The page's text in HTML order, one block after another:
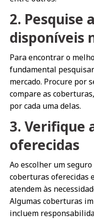
2. Pesquise
disponíveis
Para encontrar o
fundamental
mercado. Procure por
compare as
por cada uma delas.
3. Verifique
oferecidas
Ao escolher um
coberturas oferecidas
atendem às
Algumas coberturas
incluem